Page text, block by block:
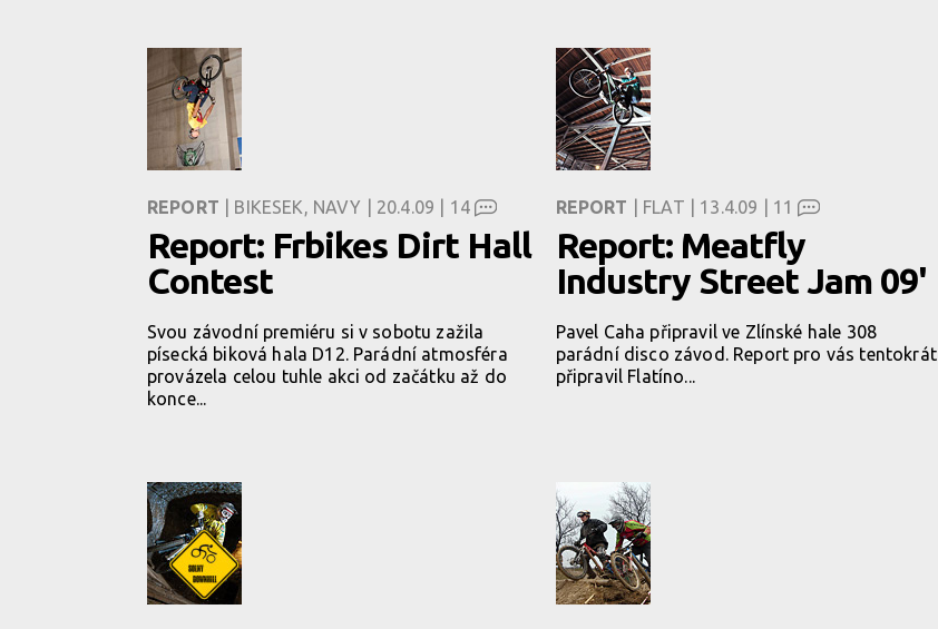
REPORT | BIKESEK, NAVY | 20.4.09 | 14
Report: Frbikes Dirt Hall
Contest
Svou závodní premiéru si v sobotu zažila
písecká biková hala D12. Parádní atmosféra
provázela celou tuhle akci od začátku až do
konce...
REPORT | FLAT | 13.4.09 | 11
Report: Meatfly
Industry Street Jam 09'
Pavel Caha připravil ve Zlínské hale 308
parádní disco závod. Report pro vás tentokrát
připravil Flatíno...